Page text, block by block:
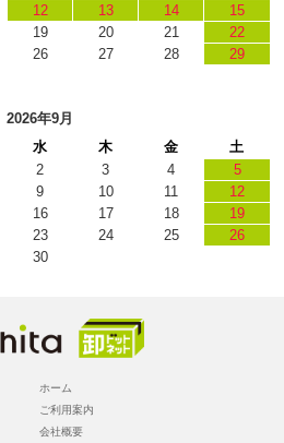
12 13 14
15
19 20 21
22
26 27 28
29
2026年9月
水 木 金
土
2 3 4
5
9 10 11
12
16 17 18
19
23 24 25
26
30
ホーム
ご利用案内
会社概要